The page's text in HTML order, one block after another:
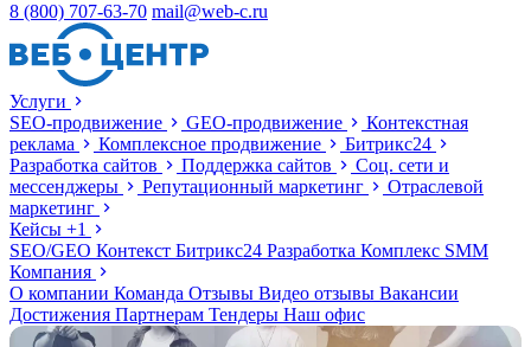
8 (800) 707-63-70 mail@web-c.ru
Услуги
SEO-продвижение
GEO-продвижение
Контекстная
реклама
Комплексное продвижение
Битрикс24
Разработка сайтов
Поддержка сайтов
Соц. сети и
мессенджеры
Репутационный маркетинг
Отраслевой
маркетинг
Кейсы +1
SEO/GEO Контекст Битрикс24 Разработка Комплекс SMM
Компания
О компании Команда Отзывы Видео отзывы Вакансии
Достижения Партнерам Тендеры Наш офис